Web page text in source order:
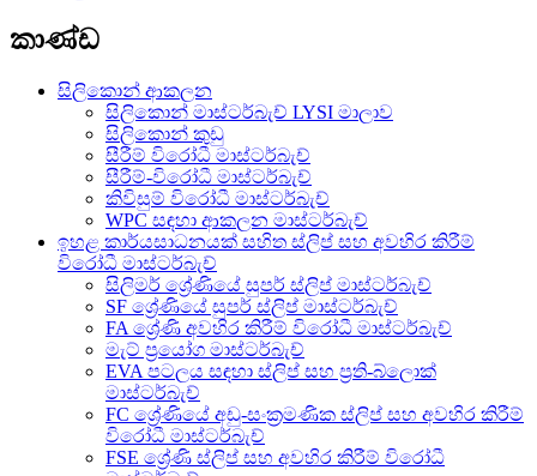
කාණ්ඩ
සිලිකොන් ආකලන
සිලිකොන් මාස්ටර්බැච් LYSI මාලාව
සිලිකොන් කුඩු
සීරීම් විරෝධී මාස්ටර්බැච්
සීරීම්-විරෝධී මාස්ටර්බැච්
කිවිසුම් විරෝධී මාස්ටර්බැච්
WPC සඳහා ආකලන මාස්ටර්බැච්
ඉහළ කාර්යසාධනයක් සහිත ස්ලිප් සහ අවහිර කිරීම්
විරෝධී මාස්ටර්බැච්
සිලිමර් ශ්‍රේණියේ සුපර් ස්ලිප් මාස්ටර්බැච්
SF ශ්‍රේණියේ සුපර් ස්ලිප් මාස්ටර්බැච්
FA ශ්‍රේණි අවහිර කිරීම් විරෝධී මාස්ටර්බැච්
මැට් ප්‍රයෝග මාස්ටර්බැච්
EVA පටලය සඳහා ස්ලිප් සහ ප්‍රති-බ්ලොක්
මාස්ටර්බැච්
FC ශ්‍රේණියේ අඩු-සංක්‍රමණික ස්ලිප් සහ අවහිර කිරීම්
විරෝධී මාස්ටර්බැච්
FSE ශ්‍රේණි ස්ලිප් සහ අවහිර කිරීම් විරෝධී